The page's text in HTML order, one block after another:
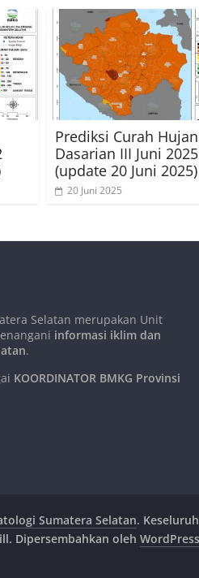
Prediksi Curah Hujan
Dasarian III Juni 2025
(update 20 Juni 2025)
20 Juni 2025
Selatan merupakan Unit
informasi iklim dan
.
KOORDINATOR BMKG Provinsi
Sumatera Selatan.
Dipersembahkan oleh WordPress